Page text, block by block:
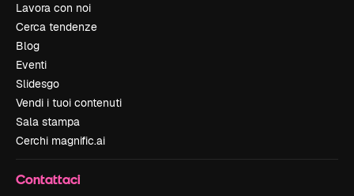
Lavora con noi
Cerca tendenze
Blog
Eventi
Slidesgo
Vendi i tuoi contenuti
Sala stampa
Cerchi magnific.ai
Contattaci